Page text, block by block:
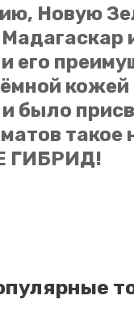
Новую
его
кожей
было
такое
ГИБРИД!